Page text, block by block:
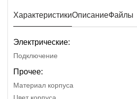
ХарактеристикиОписаниеФайлы
Электрические:
Подключение
Прочее:
Материал корпуса